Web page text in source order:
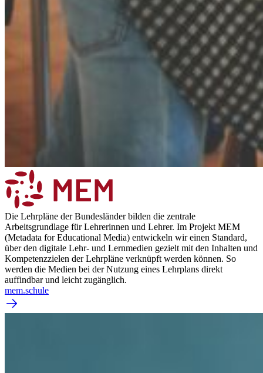
Die Lehrpläne der Bundesländer bilden die zentrale
Arbeitsgrundlage für Lehrerinnen und Lehrer. Im Projekt MEM
(Metadata for Educational Media) entwickeln wir einen Standard,
über den digitale Lehr- und Lernmedien gezielt mit den Inhalten und
Kompetenzzielen der Lehrpläne verknüpft werden können. So
werden die Medien bei der Nutzung eines Lehrplans direkt
auffindbar und leicht zugänglich.
mem.schule